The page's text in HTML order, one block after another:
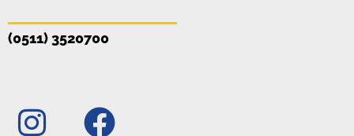
(0511) 3520700